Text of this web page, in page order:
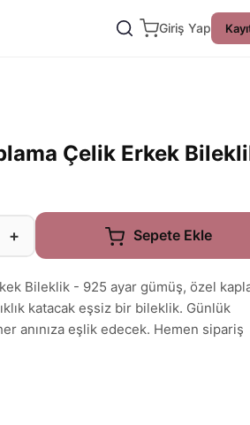
Giriş Yap
Çelik Erkek
+ Sepete Ekle
Bileklik - 925 ayar gümüş, özel
katacak eşsiz bir bileklik. Günlük
anınıza eşlik edecek. Hemen sipariş